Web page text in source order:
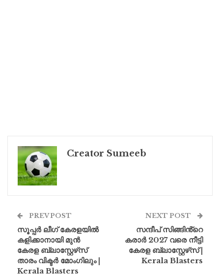
Creator Sumeeb
PREV POST
സൂപ്പർ ലീഗ് കേരളയിൽ
കളിക്കാനായി മുൻ
കേരള ബ്ലാസ്റ്റേഴ്‌സ്
താരം വിക്ടർ മോംഗിലും |
Kerala Blasters
NEXT POST
സന്ദീപ് സിങ്ങിൻ്റെ
കരാർ 2027 വരെ നീട്ടി
കേരള ബ്ലാസ്റ്റേഴ്‌സ് |
Kerala Blasters